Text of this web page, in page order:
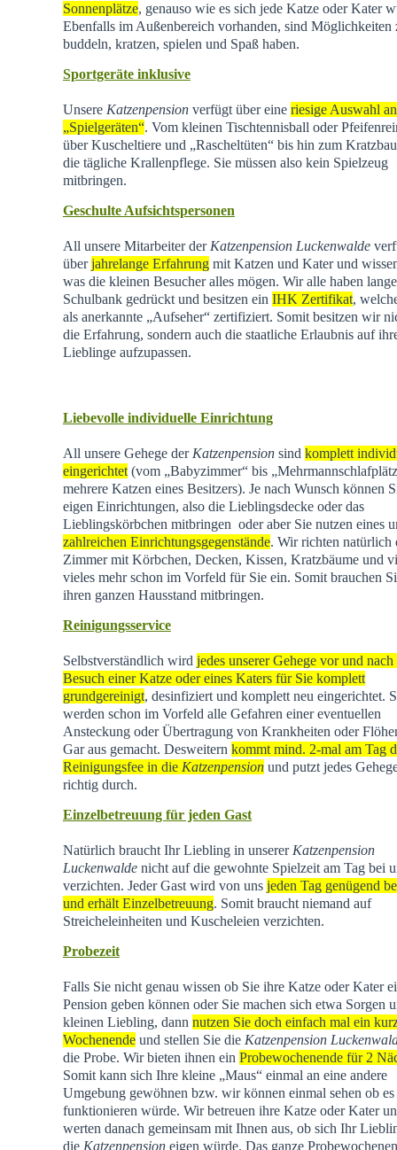
Sonnenplätze, genauso wie es sich jede Katze oder Kater
Ebenfalls im Außenbereich vorhanden, sind Möglichkeiten
buddeln, kratzen, spielen und Spaß haben.
Sportgeräte inklusive
Unsere Katzenpensionverfügt über eine riesige Auswahl an
„Spielgeräten“. Vom kleinen Tischtennisball oder
über Kuscheltiere und „Rascheltüten“ bis hin zum
die tägliche Krallenpflege. Sie müssen also kein Spielzeug
mitbringen.
Geschulte Aufsichtspersonen
All unsere Mitarbeiter der Katzenpension Luckenwalde
überjahrelange Erfahrungmit Katzen und Kater und
was die kleinen Besucher alles mögen. Wir alle haben
Schulbank gedrückt und besitzen ein IHK Zertifikat,
als anerkannte „Aufseher“ zertifiziert. Somit besitzen wir
die Erfahrung, sondern auch die staatliche Erlaubnis auf
Lieblinge aufzupassen.
Liebevolle individuelle Einrichtung
All unsere Gehege der Katzenpensionsind komplett
eingerichtet(vom „Babyzimmer“ bis
mehrere Katzen eines Besitzers). Je nach Wunsch können
eigen Einrichtungen, also die Lieblingsdecke oder das
Lieblingskörbchen mitbringen oder aber Sie nutzen eines
zahlreichen Einrichtungsgegenstände. Wir richten natürlich
Zimmer mit Körbchen, Decken, Kissen, Kratzbäume und
vieles mehr schon im Vorfeld für Sie ein. Somit brauchen
ihren ganzen Hausstand mitbringen.
Reinigungsservice
Selbstverständlich wird jedes unserer Gehege vor und nach
Besuch einer Katze oder eines Katers für Sie komplett
grundgereinigt, desinfiziert und komplett neu eingerichtet.
werden schon im Vorfeld alle Gefahren einer eventuellen
Ansteckung oder Übertragung von Krankheiten oder
Gar aus gemacht. Desweitern kommt mind. 2-mal am Tag
Reinigungsfee in die Katzenpensionund putzt jedes
richtig durch.
Einzelbetreuung für jeden Gast
Natürlich braucht Ihr Liebling in unserer Katzenpension
Luckenwaldenicht auf die gewohnte Spielzeit am Tag bei
verzichten. Jeder Gast wird von uns jeden Tag genügend
und erhält Einzelbetreuung. Somit braucht niemand auf
Streicheleinheiten und Kuscheleien verzichten.
Probezeit
Falls Sie nicht genau wissen ob Sie ihre Katze oder Kater
Pension geben können oder Sie machen sich etwa Sorgen
kleinen Liebling, dann nutzen Sie doch einfach mal ein
Wochenendeund stellen Sie die Katzenpension
die Probe. Wir bieten ihnen ein Probewochenende für 2
Somit kann sich Ihre kleine „Maus“ einmal an eine andere
Umgebung gewöhnen bzw. wir können einmal sehen ob es
funktionieren würde. Wir betreuen ihre Katze oder Kater
werten danach gemeinsam mit Ihnen aus, ob sich Ihr
die Katzenpensioneigen würde. Das ganze